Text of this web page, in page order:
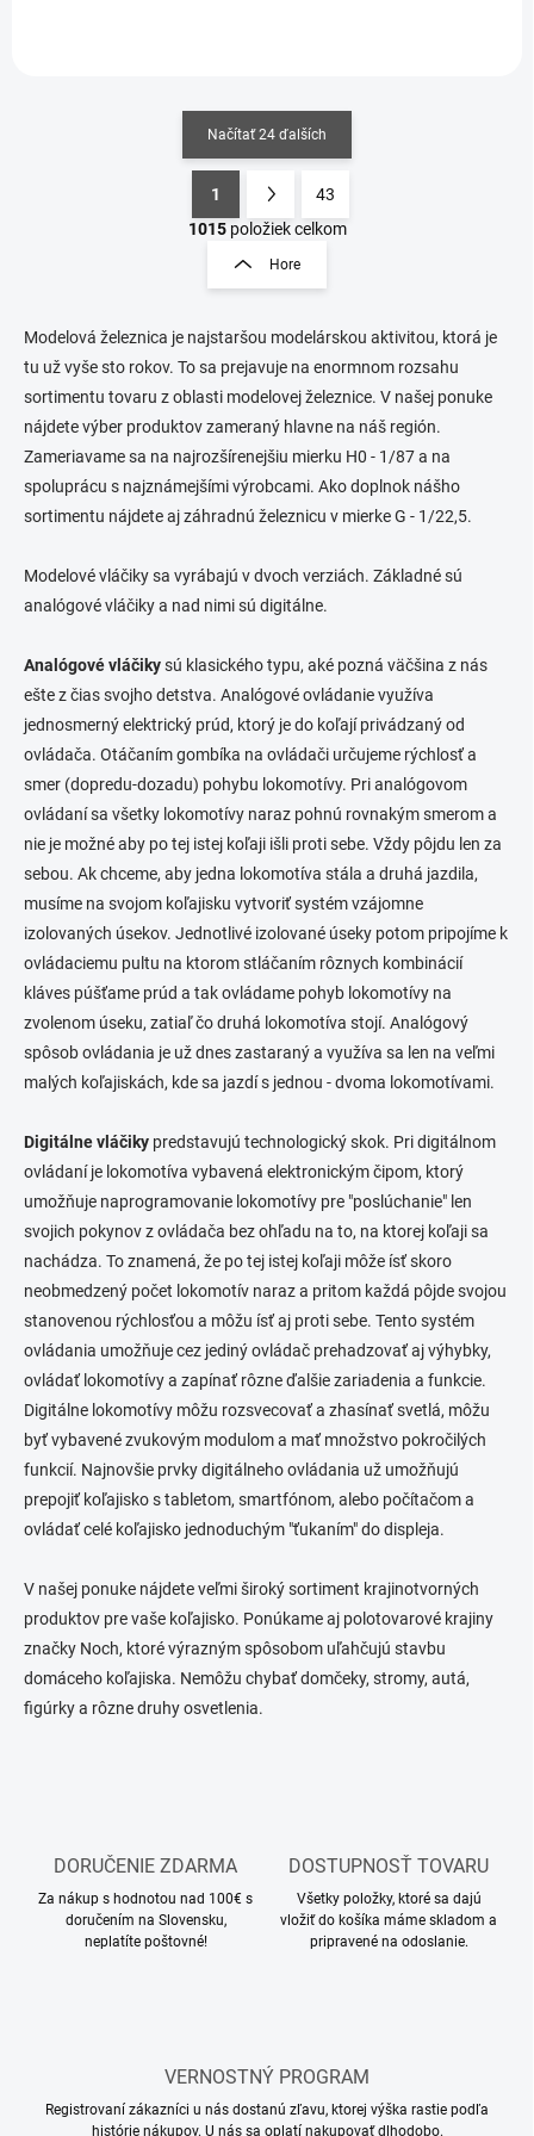
O
v
á
d
c
i
e
p
r
v
k
y
v
i
s
Načítať 24 ďalších
S
t
r
á
k
o
v
a
n
i
e
1
43
1015položiek celkom
Hore
Modelová železnica je najstaršou modelárskou aktivitou, ktorá je
tu už vyše sto rokov. To sa prejavuje na enormnom rozsahu
sortimentu tovaru z oblasti modelovej železnice. V našej ponuke
nájdete výber produktov zameraný hlavne na náš región.
Zameriavame sa na najrozšírenejšiu mierku H0 - 1/87 a na
spoluprácu s najznámejšími výrobcami. Ako doplnok nášho
sortimentu nájdete aj záhradnú železnicu v mierke G - 1/22,5.
Modelové vláčiky sa vyrábajú v dvoch verziách. Základné sú
analógové vláčiky a nad nimi sú digitálne.
Analógové vláčikysú klasického typu, aké pozná väčšina z nás
ešte z čias svojho detstva. Analógové ovládanie využíva
jednosmerný elektrický prúd, ktorý je do koľají privádzaný od
ovládača. Otáčaním gombíka na ovládači určujeme rýchlosť a
smer (dopredu-dozadu) pohybu lokomotívy. Pri analógovom
ovládaní sa všetky lokomotívy naraz pohnú rovnakým smerom a
nie je možné aby po tej istej koľaji išli proti sebe. Vždy pôjdu len za
sebou. Ak chceme, aby jedna lokomotíva stála a druhá jazdila,
musíme na svojom koľajisku vytvoriť systém vzájomne
izolovaných úsekov. Jednotlivé izolované úseky potom pripojíme k
ovládaciemu pultu na ktorom stláčaním rôznych kombinácií
kláves púšťame prúd a tak ovládame pohyb lokomotívy na
zvolenom úseku, zatiaľ čo druhá lokomotíva stojí. Analógový
spôsob ovládania je už dnes zastaraný a využíva sa len na veľmi
malých koľajiskách, kde sa jazdí s jednou - dvoma lokomotívami.
Digitálne vláčiky predstavujú technologický skok. Pri digitálnom
ovládaní je lokomotíva vybavená elektronickým čipom, ktorý
umožňuje naprogramovanie lokomotívy pre "poslúchanie" len
svojich pokynov z ovládača bez ohľadu na to, na ktorej koľaji sa
nachádza. To znamená, že po tej istej koľaji môže ísť skoro
neobmedzený počet lokomotív naraz a pritom každá pôjde svojou
stanovenou rýchlosťou a môžu ísť aj proti sebe. Tento systém
ovládania umožňuje cez jediný ovládač prehadzovať aj výhybky,
ovládať lokomotívy a zapínať rôzne ďalšie zariadenia a funkcie.
Digitálne lokomotívy môžu rozsvecovať a zhasínať svetlá, môžu
byť vybavené zvukovým modulom a mať množstvo pokročilých
funkcií. Najnovšie prvky digitálneho ovládania už umožňujú
prepojiť koľajisko s tabletom, smartfónom, alebo počítačom a
ovládať celé koľajisko jednoduchým "ťukaním" do displeja.
V našej ponuke nájdete veľmi široký sortiment krajinotvorných
produktov pre vaše koľajisko. Ponúkame aj polotovarové krajiny
značky Noch, ktoré výrazným spôsobom uľahčujú stavbu
domáceho koľajiska. Nemôžu chybať domčeky, stromy, autá,
figúrky a rôzne druhy osvetlenia.
DORUČENIE ZDARMA
Za nákup s hodnotou nad 100€ s
doručením na Slovensku,
neplatíte poštovné!
DOSTUPNOSŤ TOVARU
Všetky položky, ktoré sa dajú
vložiť do košíka máme skladom a
pripravené na odoslanie.
VERNOSTNÝ PROGRAM
Registrovaní zákazníci u nás dostanú zľavu, ktorej výška rastie podľa
histórie nákupov. U nás sa oplatí nakupovať dlhodobo.